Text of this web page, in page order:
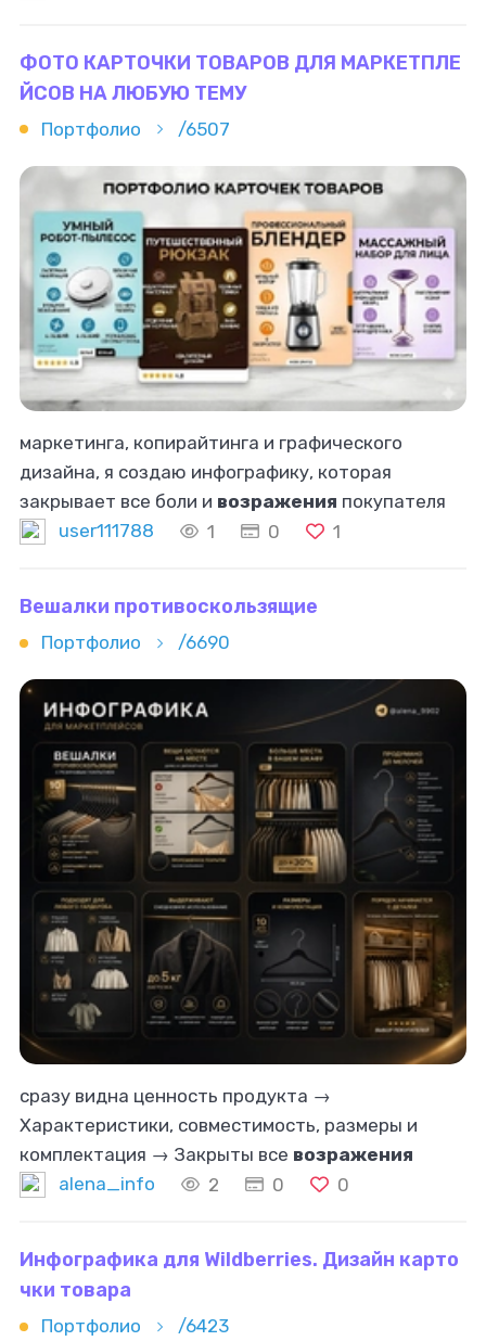
ФОТО КАРТОЧКИ ТОВАРОВ ДЛЯ МАРКЕТПЛЕ
ЙСОВ НА ЛЮБУЮ ТЕМУ
Портфолио /6507
маркетинга, копирайтинга и графического
дизайна, я создаю инфографику, которая
закрывает все боли и возражения покупателя
еще до того, как он зайдет в отзывы.
user111788 1 0 1
Вешалки противоскользящие
Портфолио /6690
сразу видна ценность продукта →
Характеристики, совместимость, размеры и
комплектация → Закрыты все возражения
покупателя Такой дизайн работает на продажу:
alena_info 2 0 0
Инфографика для Wildberries. Дизайн карто
чки товара
Портфолио /6423